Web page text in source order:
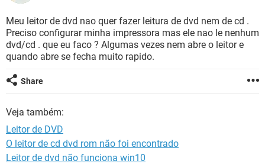
GUIA DE COMPRAS
INSTAGRAM GMAIL
GUIA DE COMPRAS
CELULAR
OUTLOOK EXCEL
INSTAGRAM GMAIL
JOGOS WHATSAPP
CELULAR FACEBOOK
OUTLOOK EXCEL
INSTAGRAM
Meu leitor de dvd nao quer fazer leitura de dvd nem de cd .
Preciso configurar minha impressora mas ele nao le nenhum
dvd/cd . que eu faco ? Algumas vezes nem abre o leitor e
quando abre se fecha muito rapido.
Share
Veja também:
Leitor de DVD
O leitor de cd dvd rom não foi encontrado
Leitor de dvd não funciona win10